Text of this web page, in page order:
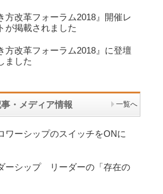
方改革フォーラム2018』開催レ
が掲載されました
方改革フォーラム2018』に登壇
ました
・メディア情報 一覧へ
ワーシップのスイッチをONに
ーシップ リーダーの「存在の